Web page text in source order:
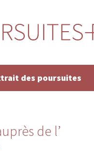
des poursuites
de l’